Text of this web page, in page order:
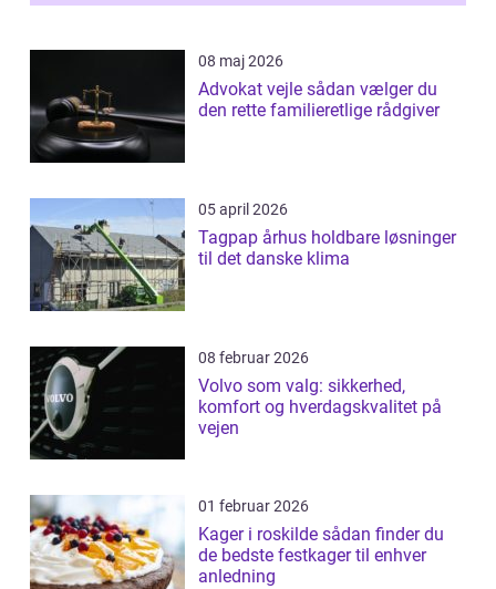
08 maj 2026
Advokat vejle sådan vælger du
den rette familieretlige rådgiver
05 april 2026
Tagpap århus holdbare løsninger
til det danske klima
08 februar 2026
Volvo som valg: sikkerhed,
komfort og hverdagskvalitet på
vejen
01 februar 2026
Kager i roskilde sådan finder du
de bedste festkager til enhver
anledning